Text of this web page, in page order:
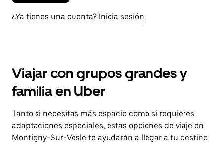
¿Ya tienes una cuenta? Inicia sesión
Viajar con grupos grandes y
familia en Uber
Tanto si necesitas más espacio como si requieres
adaptaciones especiales, estas opciones de viaje en
Montigny-Sur-Vesle te ayudarán a llegar a tu destino